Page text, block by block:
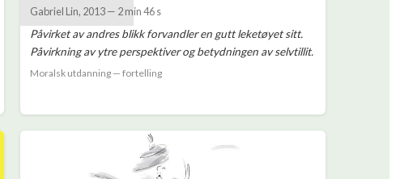
Gabriel Lin, 2013— 2 min 46 s
Påvirket av andres blikk forvandler en gutt leketøyet sitt.
Påvirkning av ytre perspektiver og betydningen av selvtillit.
Moralsk utdanning — fortelling